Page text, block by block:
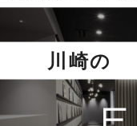
川崎の